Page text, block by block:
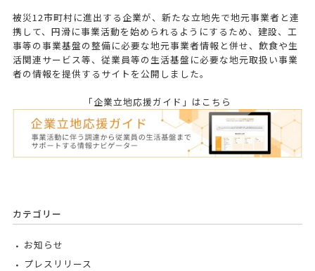
被災12市町村に進出する企業が、新たな立地先で地元事業者と連
携して、円滑に事業活動を始められるようにするため、建設、工
事等の事業基盤の整備に必要な地元事業者情報と併せ、飲食や生
活関連サービス等、従業員等の生活基盤に必要な地元取扱い事業
者の情報を提供するサイトを公開しました。
「企業立地応援ガイド」はこちら
カテゴリー
お知らせ
プレスリリース